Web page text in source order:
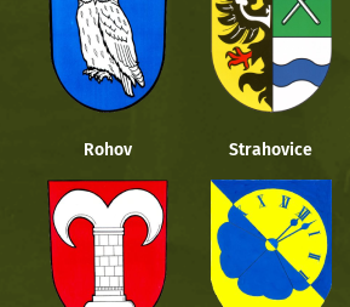
Rohov Strahovice